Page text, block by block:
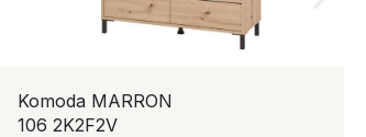
Komoda MARRON
106 2K2F2V